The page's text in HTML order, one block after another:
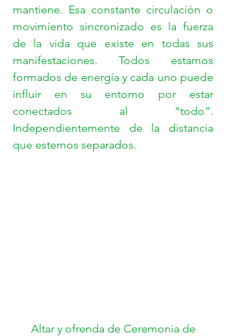
mantiene. Esa constante circulación o
movimiento sincronizado es la fuerza
de la vida que existe en todas sus
manifestaciones. Todos estamos
formados de energía y cada uno puede
influir en su entorno por estar
conectados al “todo”.
Independientemente de la distancia
que estemos separados.
Altar y ofrenda de Ceremonia de